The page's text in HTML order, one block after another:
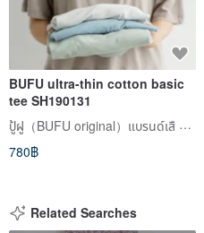
BUFU ultra-thin cotton basic
tee SH190131
ปู้ฝู（BUFU original）แบรนด์เสื zen of city
780฿
Related Searches